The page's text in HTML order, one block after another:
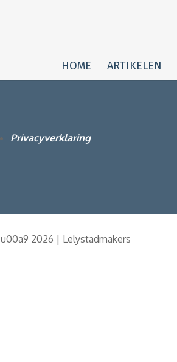
HOME ARTIKELEN
Privacyverklaring
u00a9 2026 | Lelystadmakers